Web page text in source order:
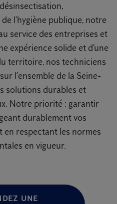
l’hygiène publique, notre
service des entreprises et
expérience solide et d’une
territoire, nos techniciens
l’ensemble de la Seine-
solutions durables et
Notre priorité : garantir
durablement vos
en respectant les normes
en vigueur.
UNE